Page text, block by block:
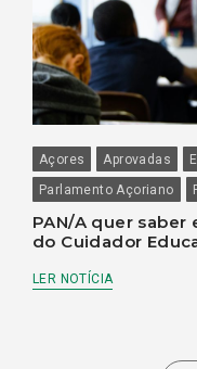
Açores Aprovadas
Parlamento Açoriano
PAN/A quer saber
do Cuidador
LER NOTÍCIA